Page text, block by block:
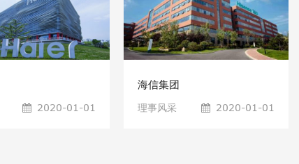
2020-01-01
海信集团
理事风采 2020-01-01